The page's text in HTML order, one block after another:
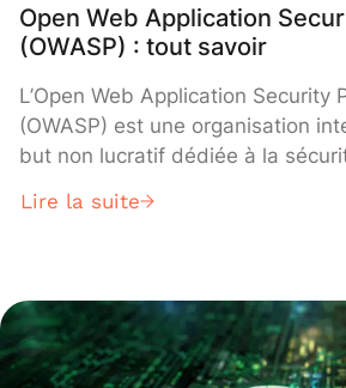
Open Web Application
(OWASP) : tout savoir
L’Open Web Application Security
(OWASP) est une organisation
but non lucratif dédiée à la
des outils et des standards pour
du contenu de l’OWASP est
gratuitement et facilement sur
Internet, permettant à chacun
Lire la suite